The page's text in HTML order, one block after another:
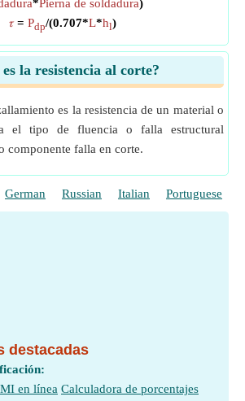
*Pierna de soldadura)
𝜏= Pdp/(0.707*L*hl)
es la resistencia al corte?
es la resistencia de un material o
el tipo de fluencia o falla estructural
componente falla en corte.
German Russian Italian Portuguese
destacadas
en línea Calculadora de porcentajes